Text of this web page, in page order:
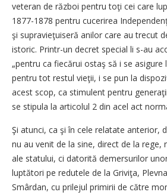
veteran de război pentru toţi cei care
1877-1878 pentru cucerirea
şi supravieţuiseră anilor care au trecut
istoric. Printr-un decret special li s-au
„pentru ca fiecărui ostaş să i se
pentru tot restul vieţii, i se pun la
acest scop, ca stimulent pentru
se stipula la articolul 2 din acel act
Şi atunci, ca şi în cele relatate anterior,
nu au venit de la sine, direct de la rege,
ale statului, ci datorită demersurilor
luptători pe redutele de la Griviţa,
Smârdan, cu prilejul primirii de către